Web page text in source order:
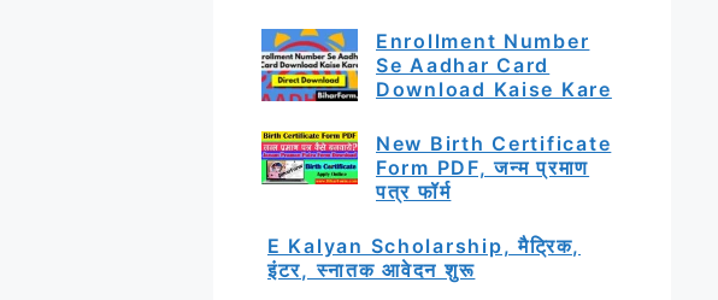
Enrollment Number
Se Aadhar Card
Download Kaise Kare
New Birth Certificate
Form PDF, जन्म प्रमाण
पत्र फॉर्म
E Kalyan Scholarship, मैट्रिक,
इंटर, स्नातक आवेदन शुरू